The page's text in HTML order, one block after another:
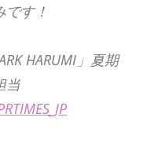
す！
HARUMI」夏期
当